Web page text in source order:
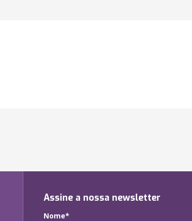
Assine a nossa newsletter
Nome*